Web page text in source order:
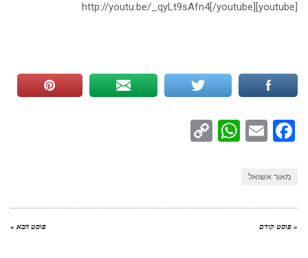
[youtube]http://youtu.be/_qyLt9sAfn4[/youtube]
Facebook
Email
WhatsApp
מאור אשואל
« פוסט קודם פוסט הבא »